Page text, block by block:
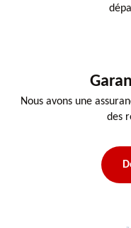
Nous avons une
des